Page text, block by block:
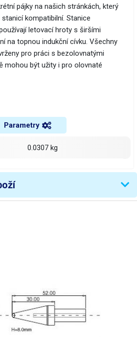
pájky na našich stránkách, který
kompatibilní. Stanice
letovací hroty s širšími
na topnou indukční cívku. Všechny
pro práci s bezolovnatými
mohou být užity i pro olovnaté
Parametry
0.0307 kg